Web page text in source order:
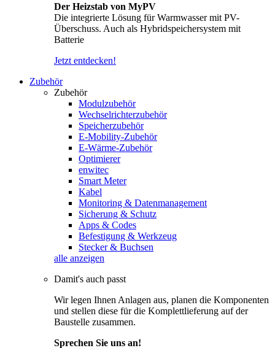
Der Heizstab von MyPV
Die integrierte Lösung für Warmwasser mit PV-
Überschuss. Auch als Hybridspeichersystem mit
Batterie
Jetzt entdecken!
Zubehör
Zubehör
Modulzubehör
Wechselrichterzubehör
Speicherzubehör
E-Mobility-Zubehör
E-Wärme-Zubehör
Optimierer
enwitec
Smart Meter
Kabel
Monitoring & Datenmanagement
Sicherung & Schutz
Apps & Codes
Befestigung & Werkzeug
Stecker & Buchsen
alle anzeigen
Damit's auch passt
Wir legen Ihnen Anlagen aus, planen die Komponenten
und stellen diese für die Komplettlieferung auf der
Baustelle zusammen.
Sprechen Sie uns an!